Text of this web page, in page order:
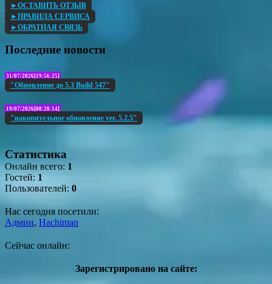
►ОСТАВИТЬ ОТЗЫВ
►ПРАВИЛА СЕРВИСА
►ОБРАТНАЯ СВЯЗЬ
Последние новости
31/07/2026[19:56:25]
"Обновление до 5.3 Build 547"
19/07/2026[08:28:14]
"накопительное обновление ver. 5.2.5"
Статистика
Онлайн всего: 1
Гостей: 1
Пользователей: 0
Нас сегодня посетили:
Админ, Hachiman
Сейчас онлайн:
Зарегистрировано на сайте: